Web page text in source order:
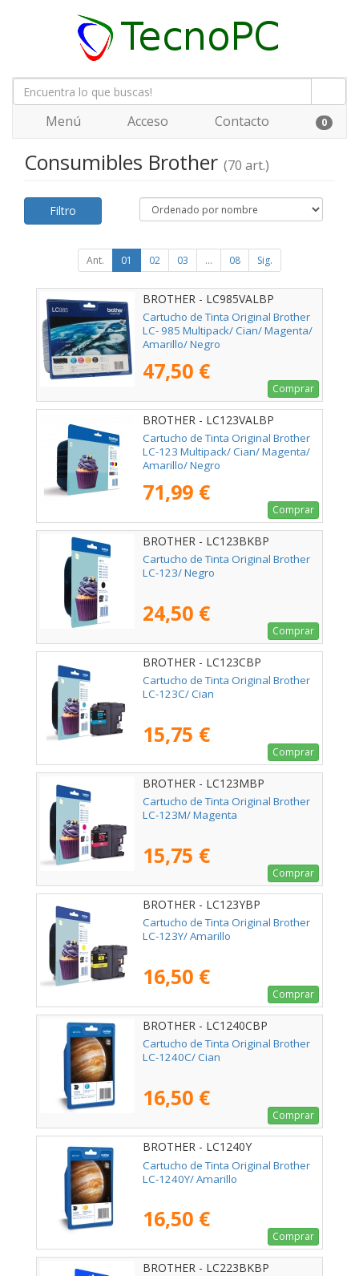
Menú Acceso Contacto 0
Consumibles Brother (70 art.)
Filtro
Ant. 01 02 03 ... 08 Sig.
BROTHER - LC985VALBP
Cartucho de Tinta Original Brother
LC- 985 Multipack/ Cian/ Magenta/
Amarillo/ Negro
47,50 €
Comprar
BROTHER - LC123VALBP
Cartucho de Tinta Original Brother
LC-123 Multipack/ Cian/ Magenta/
Amarillo/ Negro
71,99 €
Comprar
BROTHER - LC123BKBP
Cartucho de Tinta Original Brother
LC-123/ Negro
24,50 €
Comprar
BROTHER - LC123CBP
Cartucho de Tinta Original Brother
LC-123C/ Cian
15,75 €
Comprar
BROTHER - LC123MBP
Cartucho de Tinta Original Brother
LC-123M/ Magenta
15,75 €
Comprar
BROTHER - LC123YBP
Cartucho de Tinta Original Brother
LC-123Y/ Amarillo
16,50 €
Comprar
BROTHER - LC1240CBP
Cartucho de Tinta Original Brother
LC-1240C/ Cian
16,50 €
Comprar
BROTHER - LC1240Y
Cartucho de Tinta Original Brother
LC-1240Y/ Amarillo
16,50 €
Comprar
BROTHER - LC223BKBP